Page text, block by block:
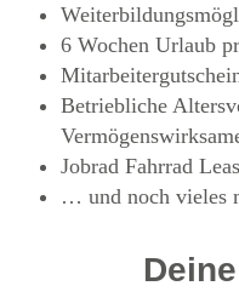
6 Wochen Urlaub
Betriebliche
Jobrad Fahrrad
… und noch vieles